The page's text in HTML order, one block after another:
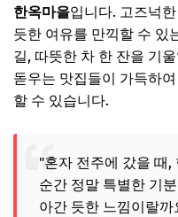
한옥마을입니다. 고즈넉
듯한 여유를 만끽할 수 있
길, 따뜻한 차 한 잔을 기
돋우는 맛집들이 가득하여
할 수 있습니다.
"혼자 전주에 갔을 때,
순간 정말 특별한 기
아간 듯한 느낌이랄까